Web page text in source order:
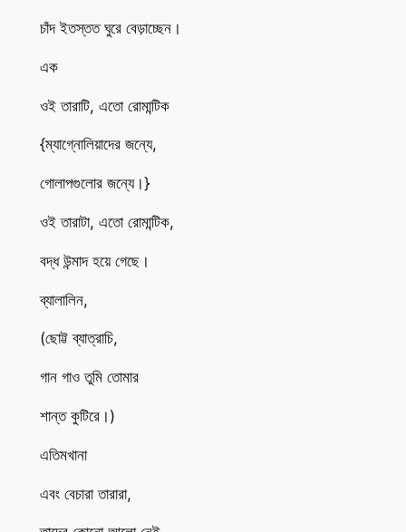
চাঁদ ইতস্তত ঘুরে বেড়াচ্ছেন।
এক
ওই তারাটি, এতো রোমান্টিক
{ম্যাগ্নোলিয়াদের জন্যে,
গোলাপগুলোর জন্যে।}
ওই তারাটা, এতো রোমান্টিক,
বদ্ধ উন্মাদ হয়ে গেছে।
ব্যালালিন,
(ছোট্ট ব্যাত্রাচি,
গান গাও তুমি তোমার
শান্ত কুটিরে।)
এতিমখানা
এবং বেচারা তারারা,